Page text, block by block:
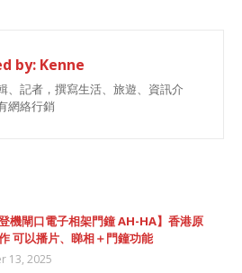
by: Kenne
、記者，撰寫生活、旅遊、資訊介
網絡行銷
登機閘口電子相架門鐘 AH-HA】香港原
可以播片、睇相＋門鐘功能
13, 2025